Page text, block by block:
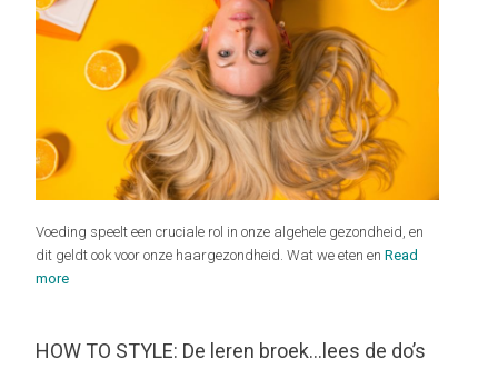
Voeding speelt een cruciale rol in onze algehele gezondheid, en
dit geldt ook voor onze haargezondheid. Wat we eten enRead
more
HOW TO STYLE: De leren broek…lees de do’s